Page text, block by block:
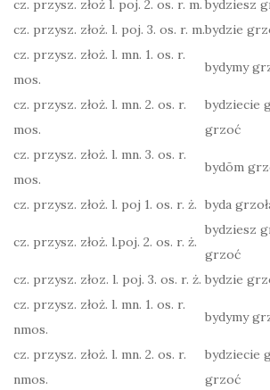
cz. przysz. złoż l. poj. 2. os. r. m. bydziesz
cz. przysz. złoż. l. poj. 3. os. r. m.bydzie
cz. przysz. złoż. l. mn. 1. os. r.
mos.
bydymy
cz. przysz. złoż. l. mn. 2. os. r.
mos.
bydziecie
grzoć
cz. przysz. złoż. l. mn. 3. os. r.
mos.
bydōm
cz. przysz. złoż. l. poj 1. os. r. ż. byda
cz. przysz. złoż. l.poj. 2. os. r. ż.
bydziesz
grzoć
cz. przysz. złoz. l. poj. 3. os. r. ż. bydzie
cz. przysz. złoż. l. mn. 1. os. r.
nmos.
bydymy
cz. przysz. złoż. l. mn. 2. os. r.
nmos.
bydziecie
grzoć